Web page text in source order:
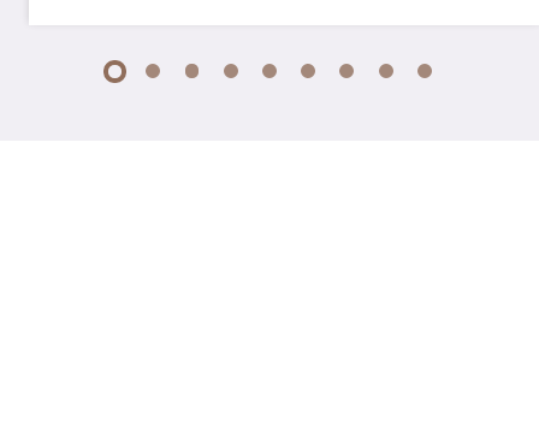
1 2 3 4 5 6 7 8 9